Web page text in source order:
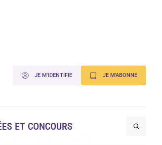
JE M'IDENTIFIE JE M'ABONNE
ET CONCOURS